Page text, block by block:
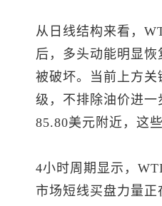
从日线结构来看，
后，多头动能明显
被破坏。当前上方
级，不排除油价进
85.80美元附近，这
4小时周期显示，
市场短线买盘力量